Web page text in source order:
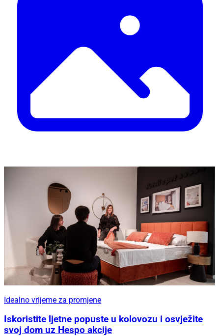
Idealno vrijeme za promjene
Iskoristite ljetne popuste u kolovozu i osvježite
svoj dom uz Hespo akcije